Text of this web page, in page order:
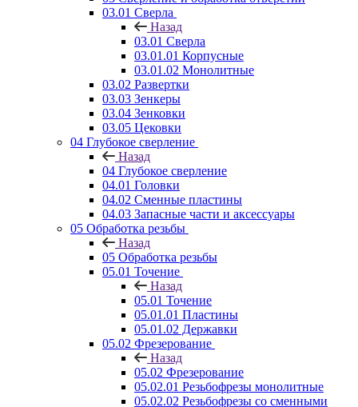
03.01 Сверла
Назад
03.01 Сверла
03.01.01 Корпусные
03.01.02 Монолитные
03.02 Развертки
03.03 Зенкеры
03.04 Зенковки
03.05 Цековки
04 Глубокое сверление
Назад
04 Глубокое сверление
04.01 Головки
04.02 Сменные пластины
04.03 Запасные части и аксессуары
05 Обработка резьбы
Назад
05 Обработка резьбы
05.01 Точение
Назад
05.01 Точение
05.01.01 Пластины
05.01.02 Державки
05.02 Фрезерование
Назад
05.02 Фрезерование
05.02.01 Резьбофрезы монолитные
05.02.02 Резьбофрезы со сменными